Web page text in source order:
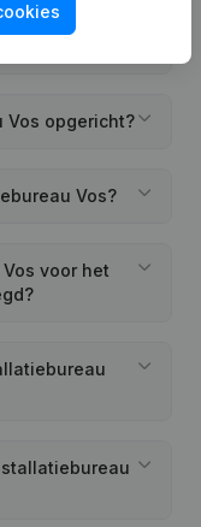
Vos opgericht?
Vos?
voor het